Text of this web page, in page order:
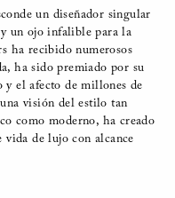
un diseñador singular
un ojo infalible para la
ha recibido numerosos
ha sido premiado por su
el afecto de millones de
visión del estilo tan
como moderno, ha creado
de lujo con alcance